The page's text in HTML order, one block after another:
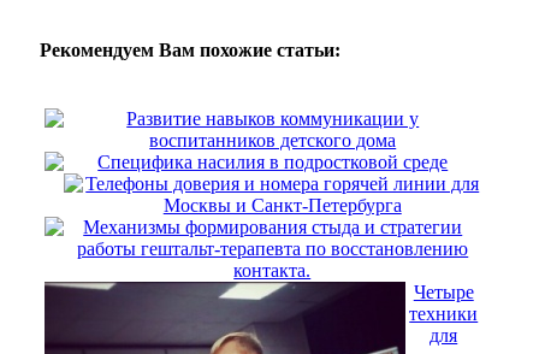
Рекомендуем Вам похожие статьи:
Развитие навыков коммуникации у
воспитанников детского дома
Специфика насилия в подростковой среде
Телефоны доверия и номера горячей линии для
Москвы и Санкт-Петербурга
Механизмы формирования стыда и стратегии
работы гештальт-терапевта по восстановлению
контакта.
Четыре
техники
для